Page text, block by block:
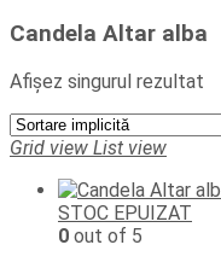
Candela Altar alba
Afișez singurul rezultat
Grid view List view
STOC EPUIZAT
0 out of 5